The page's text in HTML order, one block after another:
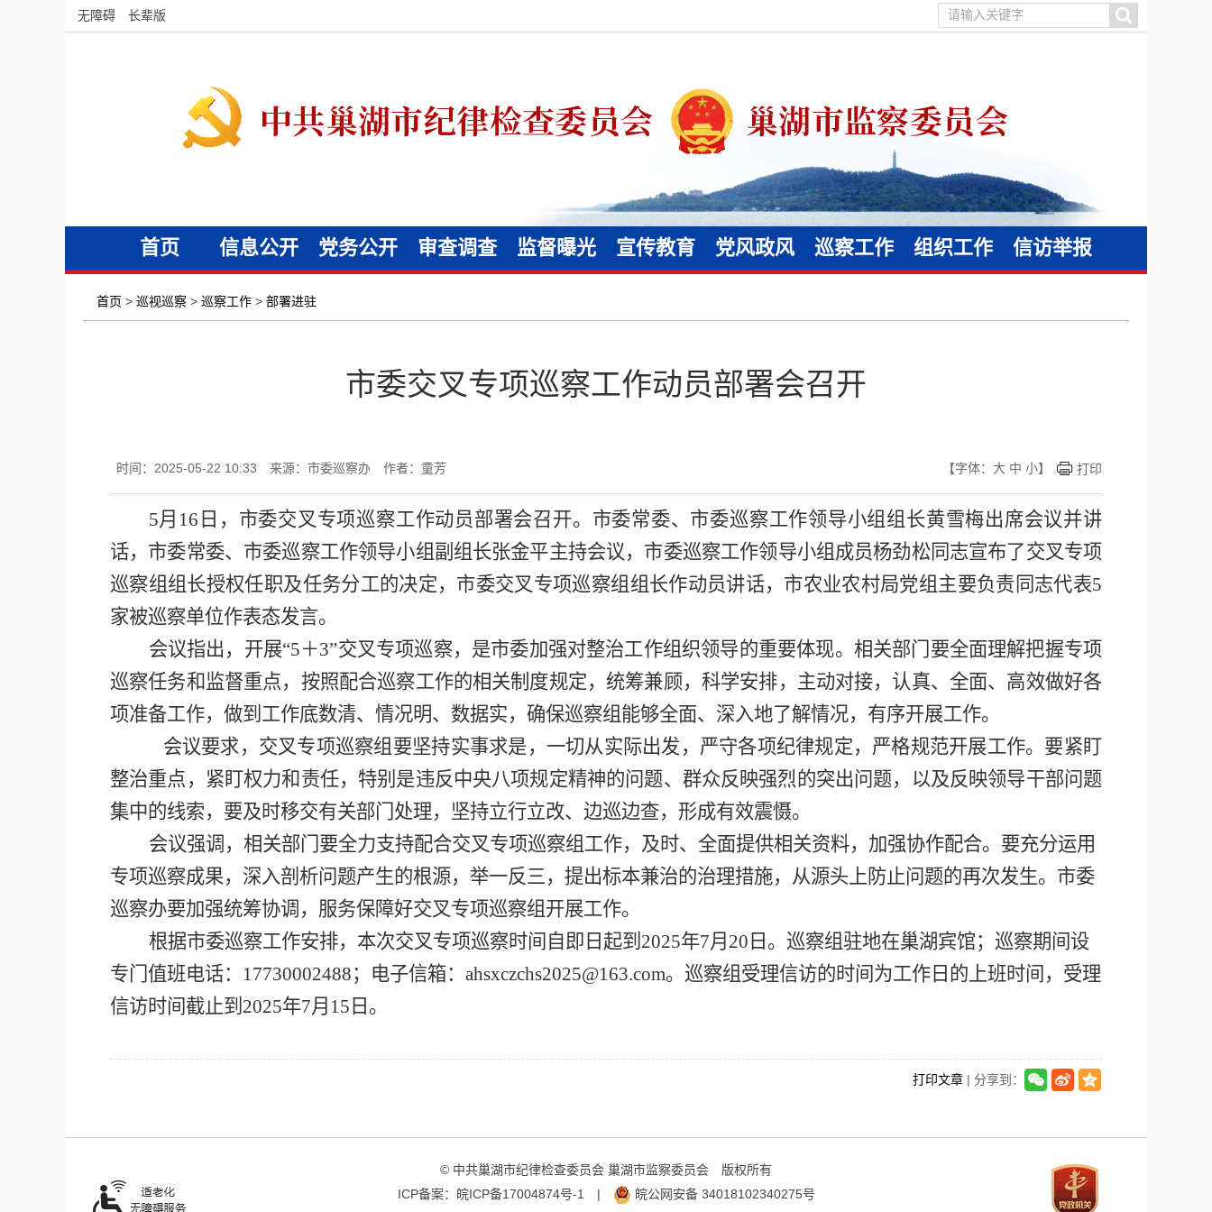
无障碍 长辈版
首页 信息公开 党务公开 审查调查 监督曝光 宣传教育 党风政风 巡察工作 组织工作 信访举报
首页 > 巡视巡察 > 巡察工作 > 部署进驻
市委交叉专项巡察工作动员部署会召开
时间：2025-05-22 10:33 来源：市委巡察办 作者：童芳 【字体： 大 中 小】 打印
5月16日， 市委交叉专项巡察工作动员部署会召开。 市委常委、市委巡察工作领导小组组长黄雪梅出席会议并讲
话， 市委常委、市委巡察工作领导小组副组长张金平主持会议，市委巡察工作领导小组成员杨劲松同志宣布了交叉专项
巡察组 组 长授权任职及任务分工的决定，市委交叉专项巡察组组长作动员讲话，市农业农村局党组主要负责同志代表5
家被巡察单位作表态发言。
会议指出， 开展“5＋3”交叉专项巡察，是市委加强对整治工作组织领导的重要体现。 相关部门 要全面理解把握专项
巡察任务和监督重点，按照配合巡察工作的相关制度规定，统筹兼顾，科学安排，主动对接，认真、全面、 高效做好各
项准备工作，做到工作底数清、情况明、数据实， 确保巡察组能够全面、深入地了解情况，有序开展工作。
会议要求， 交叉专项巡察组要坚持实事求是，一切从实际出发，严守各项纪律规定，严格规范开展工作。要紧盯
整治重点，紧盯权力和责任，特别是违反中央八项规定精神的问题、群众反映强烈的突出问题，以及反映领导干部问题
集中的线索，要及时移交有关部门处理，坚持立行立改、边巡边查，形成有效震慑。
会议强调， 相关部门 要全力支持配合交叉专项巡察组 工作，及时、全面提供相关资料， 加强协作配合。要充分运用
专项巡察成果， 深入剖 析问题产生的根源， 举一反三，提出标本兼治的治理措施， 从源头上防止问题的再次发生。 市委
巡察办要加强统筹协调，服务保障好交叉专项巡察组开展工作。
根据市委巡察工作安排，本次交叉专项巡察时间自即日起到 2025年7月20日。巡察组驻地在巢湖宾馆； 巡察期间设
专门值班电话： 17730002488； 电子信箱： ahsxczchs2025@163.com。巡察组受理信访的时间为工作日的上班时间，受理
信访时间截止到2025年7月15日。
打印文章 | 分享到：
© 中共巢湖市纪律检查委员会 巢湖市监察委员会 版权所有
ICP备案： 皖ICP备17004874号-1 |
皖公网安备 34018102340275号